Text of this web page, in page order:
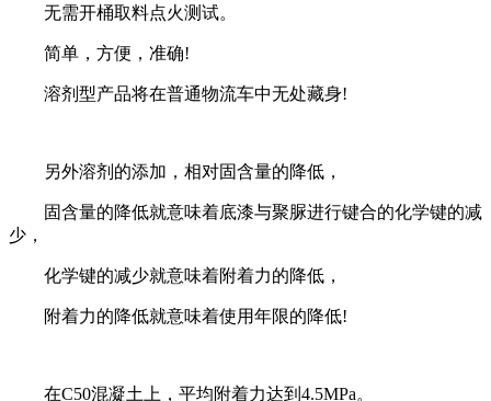
无需开桶取料点火测试。
简单，方便，准确!
溶剂型产品将在普通物流车中无处藏身!
另外溶剂的添加，相对固含量的降低，
固含量的降低就意味着底漆与聚脲进行键合的化学键的减
少，
化学键的减少就意味着附着力的降低，
附着力的降低就意味着使用年限的降低!
在C50混凝土上，平均附着力达到4.5MPa。